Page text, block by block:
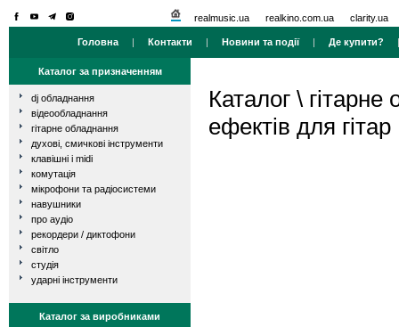
realmusic.ua realkino.com.ua clarity.ua
Головна | Контакти | Новини та події| Де купити?
Каталог за призначенням
dj обладнання
відеообладнання
гітарне обладнання
духові, смичкові інструменти
клавішні і midi
комутація
мікрофони та радіосистеми
навушники
про аудіо
рекордери / диктофони
світло
студія
ударні інструменти
Каталог за виробниками
Каталог \ гітарне
ефектів для гітар